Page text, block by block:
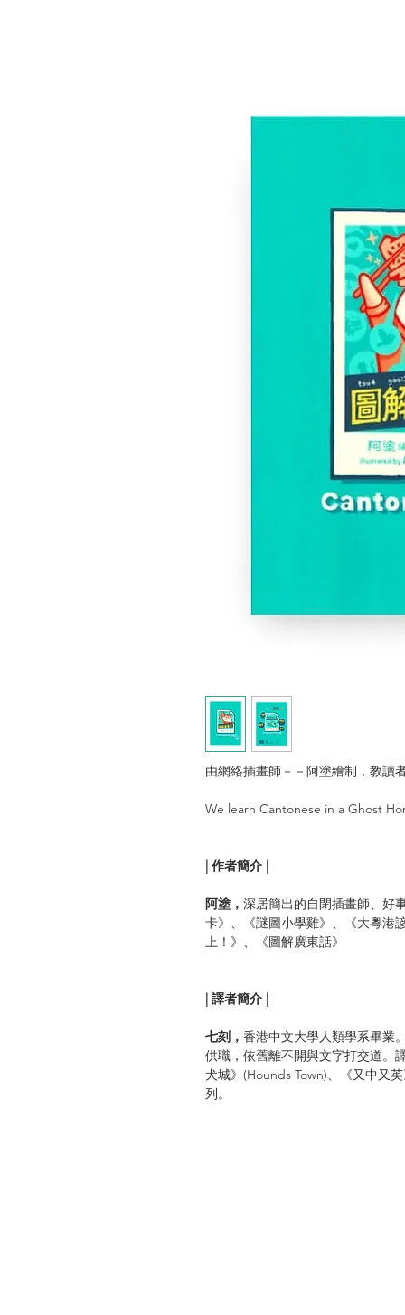
由網絡插畫師－－阿塗繪制，教讀
We learn Cantonese in a Ghost
| 作者簡介 |
阿塗， 深居簡出的自閉插畫師、好
卡》、《謎圖小學雞》、《大粵港
上！》、《圖解廣東話》
| 譯者簡介 |
七刻， 香港中文大學人類學系畢業
供職，依舊離不開與文字打交道。
犬城》(Hounds Town)、《又中又
列。